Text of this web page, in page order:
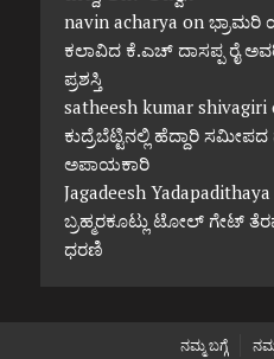
navin acharya on ಭ್ರಾಮರಿ
ಕಲಾವಿದ ಕೆ.ಎಚ್ ದಾಸಪ್ಪ ರೈ
ಪ್ರಶಸ್ತಿ
satheesh kumar shivagiri
ಕುದ್ರೆಬೆಟ್ಟಿನಲ್ಲಿ ಹೆದ್ದಾರಿ
ಅಪಾಯಕಾರಿ
Jagadeesh Yadapadithaya
ಬ್ರಹ್ಮರಕೂಟ್ಲು ಟೋಲ್ ಗೇಟ್
ಧರಣಿ
ನಮ್ಮ ಬಗ್ಗೆ